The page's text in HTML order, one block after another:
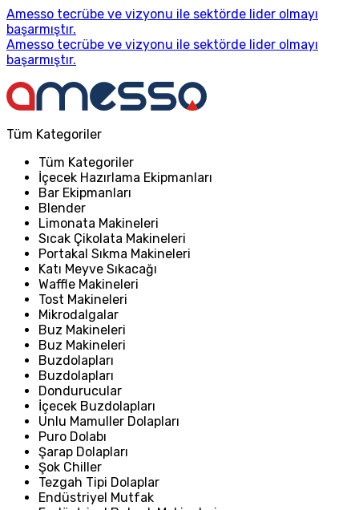
Amesso tecrübe ve vizyonu ile sektörde lider olmayı
başarmıştır.
Amesso tecrübe ve vizyonu ile sektörde lider olmayı
başarmıştır.
Tüm Kategoriler
Tüm Kategoriler
İçecek Hazırlama Ekipmanları
Bar Ekipmanları
Blender
Limonata Makineleri
Sıcak Çikolata Makineleri
Portakal Sıkma Makineleri
Katı Meyve Sıkacağı
Waffle Makineleri
Tost Makineleri
Mikrodalgalar
Buz Makineleri
Buz Makineleri
Buzdolapları
Buzdolapları
Dondurucular
İçecek Buzdolapları
Unlu Mamuller Dolapları
Puro Dolabı
Şarap Dolapları
Şok Chiller
Tezgah Tipi Dolaplar
Endüstriyel Mutfak